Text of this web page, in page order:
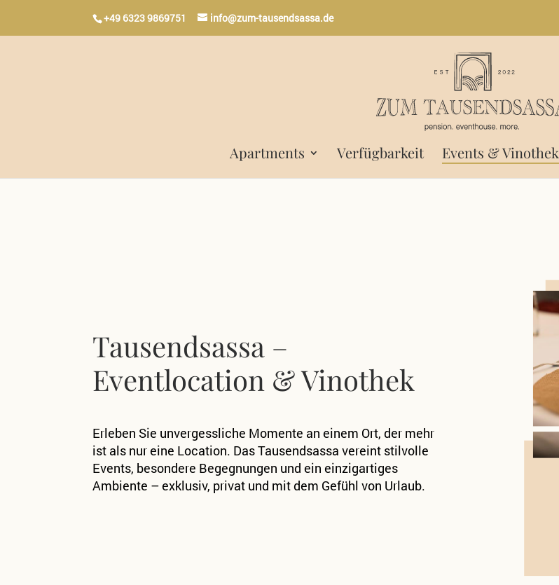
+49 6323 9869751 info@zum-tausendsassa.de
Apartments Verfügbarkeit Events & Vinothek
Tausendsassa –
Eventlocation & Vinothek
Erleben Sie unvergessliche Momente an einem Ort, der mehr
ist als nureine Location. Das Tausendsassa vereint stilvolle
Events, besondere Begegnungen und ein einzigartiges
Ambiente – exklusiv, privat und mit dem Gefühl von Urlaub.